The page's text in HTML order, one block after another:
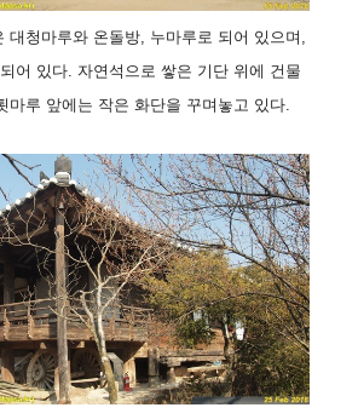
대청마루와 온돌방, 누마루로 되어 있으며,
어 있다. 자연석으로 쌓은 기단 위에 건물
마루 앞에는 작은 화단을 꾸며놓고 있다.